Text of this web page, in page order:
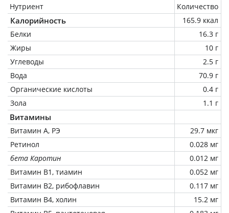
Нутриент
Количество
Калорийность
165.9 ккал
Белки
16.3 г
Жиры
10 г
Углеводы
2.5 г
Вода
70.9 г
Органические кислоты
0.4 г
Зола
1.1 г
Витамины
Витамин А, РЭ
29.7 мкг
Ретинол
0.028 мг
бета Каротин
0.012 мг
Витамин В1, тиамин
0.052 мг
Витамин В2, рибофлавин
0.117 мг
Витамин В4, холин
15.2 мг